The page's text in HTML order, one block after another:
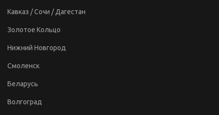
Кавказ / Сочи / Дагестан
Золотое Кольцо
Нижний Новгород
Смоленск
Беларусь
Волгоград